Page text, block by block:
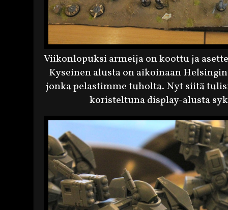
Viikonlopuksi armeija on koottu ja
Kyseinen alusta on aikoinaan
jonka pelastimme tuholta. Nyt siitä
koristeltuna display-alusta